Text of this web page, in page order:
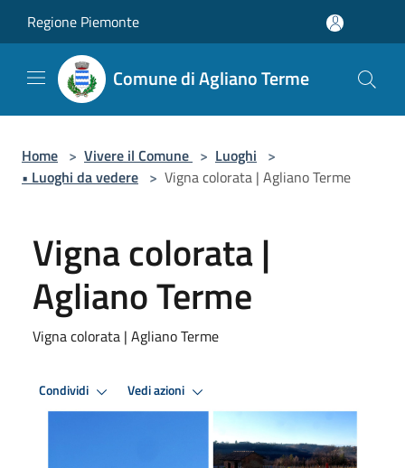
Regione Piemonte
Comune di Agliano Terme
Home > Vivere il Comune > Luoghi >
• Luoghi da vedere > Vigna colorata | Agliano Terme
Vigna colorata |
Agliano Terme
Vigna colorata | Agliano Terme
Condividi Vedi azioni